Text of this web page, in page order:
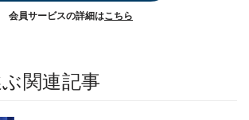
会員サービスの詳細はこちら
関連記事